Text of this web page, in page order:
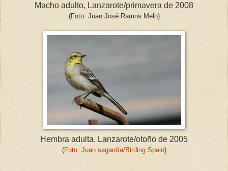
Macho adulto, Lanzarote/primavera de 2008
(Foto: Juan José Ramos Melo)
Hembra adulta, Lanzarote/otoño de 2005
(Foto: Juan sagardía/Birding Spain)